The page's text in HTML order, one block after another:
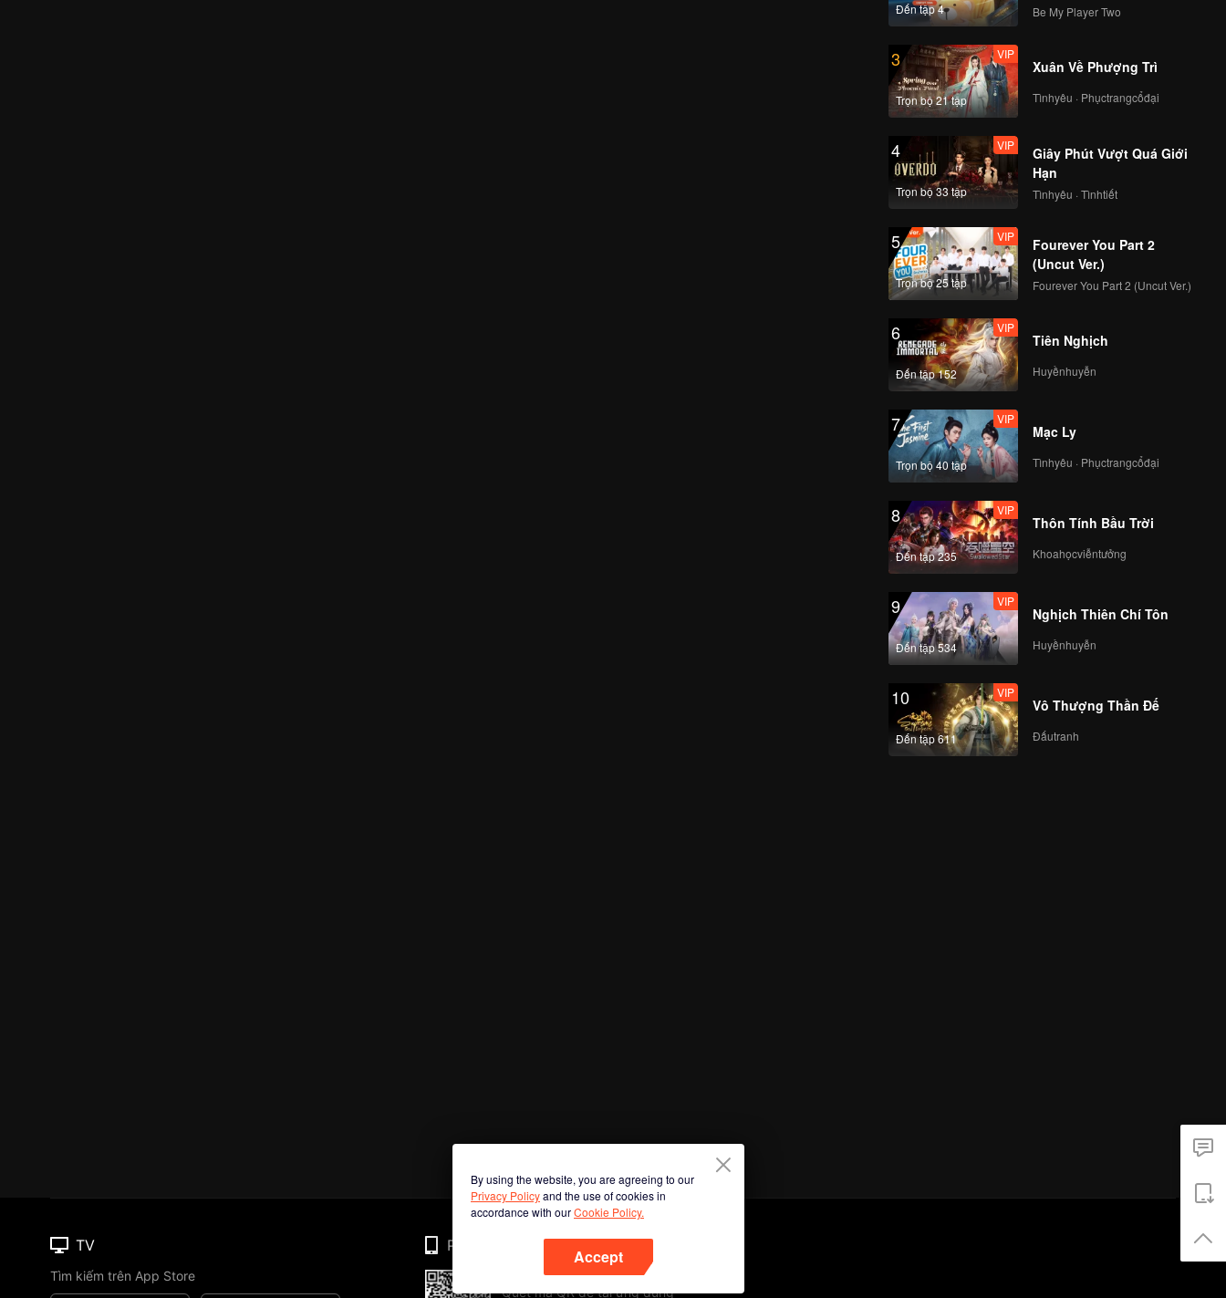
Đến tập 4 Be My Player Two
3
Trọn bộ 21 tập
VIP
Xuân Về Phượng Trì
Tìnhyêu · Phụctrangcổđại
4
Trọn bộ 33 tập
VIP
Giây Phút Vượt Quá Giới
Hạn
Tìnhyêu · Tìnhtiết
5
Trọn bộ 25 tập
VIP
Fourever You Part 2
(Uncut Ver.)
Fourever You Part 2 (Uncut Ver.)
6
Đến tập 152
VIP
Tiên Nghịch
Huyềnhuyễn
7
Trọn bộ 40 tập
VIP
Mạc Ly
Tìnhyêu · Phụctrangcổđại
8
Đến tập 235
VIP
Thôn Tính Bầu Trời
Khoahọcviễntưởng
9
Đến tập 534
VIP
Nghịch Thiên Chí Tôn
Huyềnhuyễn
10
Đến tập 611
VIP
Vô Thượng Thần Đế
Đấutranh
By using the website, you are agreeing to our
Privacy Policyand the use of cookies in
accordance with ourCookie Policy.
Accept
TV
Tìm kiếm trên App Store
Phone
Quét mã QR để tải ứng dụng